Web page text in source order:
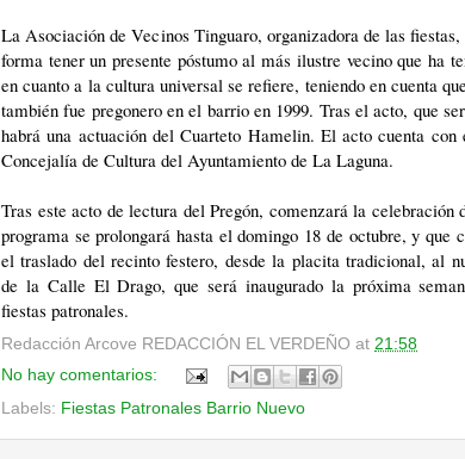
La Asociación de Vecinos Tinguaro, organizadora de las fiestas,
forma tener un presente póstumo al más ilustre vecino que ha
en cuanto a la cultura universal se refiere, teniendo en cuenta
también fue pregonero en el barrio en 1999. Tras el acto, que
habrá una actuación del Cuarteto Hamelin. El acto cuenta
Concejalía de Cultura del Ayuntamiento de La Laguna.
Tras este acto de lectura del Pregón, comenzará la celebración
programa se prolongará hasta el domingo 18 de octubre, y que
el traslado del recinto festero, desde la placita tradicional, al
de la Calle El Drago, que será inaugurado la próxima
fiestas patronales.
Redacción Arcove REDACCIÓN EL VERDEÑO at 21:58
No hay comentarios:
Labels: Fiestas Patronales Barrio Nuevo